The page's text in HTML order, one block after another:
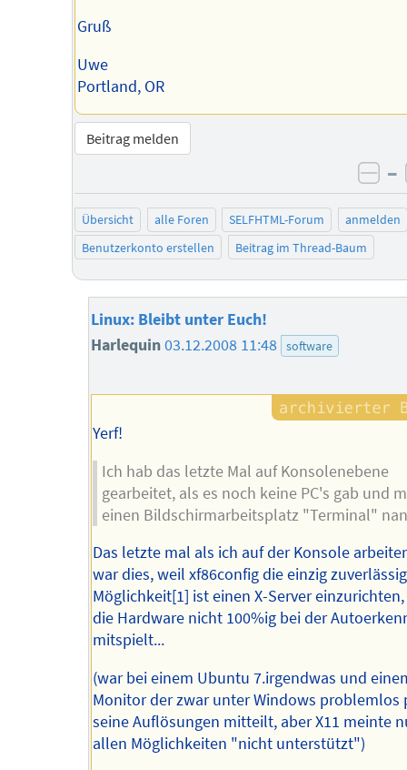
Gruß
Uwe
Portland, OR
Beitrag melden
–
Übersicht alle Foren SELFHTML-Forum
anmelden
Benutzerkonto erstellen
Beitrag im Thread-Baum
Linux: Bleibt unter Euch!
Harlequin03.12.2008 11:48 software
Yerf!
Ich hab das letzte Mal auf Konsolenebene
gearbeitet, als es noch keine PC's gab und
einen Bildschirmarbeitsplatz "Terminal"
Das letzte mal als ich auf der Konsole
war dies, weil xf86config die einzig
Möglichkeit[1] ist einen X-Server
die Hardware nicht 100%ig bei der
mitspielt...
(war bei einem Ubuntu 7.irgendwas und
Monitor der zwar unter Windows problemlos
seine Auflösungen mitteilt, aber X11 meinte
allen Möglichkeiten "nicht unterstützt")